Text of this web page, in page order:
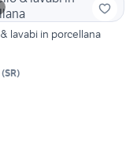
lavabi in porcellana
(SR)